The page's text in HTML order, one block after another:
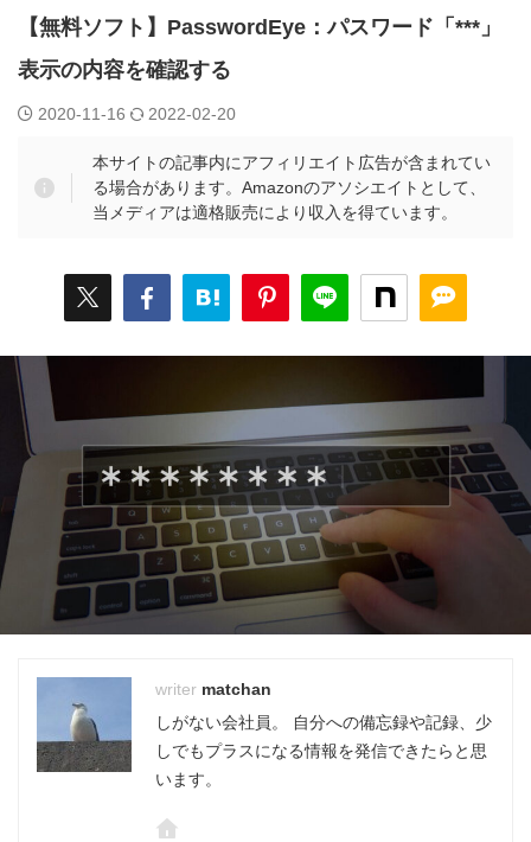
【無料ソフト】PasswordEye：パスワード「***」
表示の内容を確認する
2020-11-16 2022-02-20
本サイトの記事内にアフィリエイト広告が含まれてい
る場合があります。Amazonのアソシエイトとして、
当メディアは適格販売により収入を得ています。
matchan
しがない会社員。 自分への備忘録や記録、少
しでもプラスになる情報を発信できたらと思
います。